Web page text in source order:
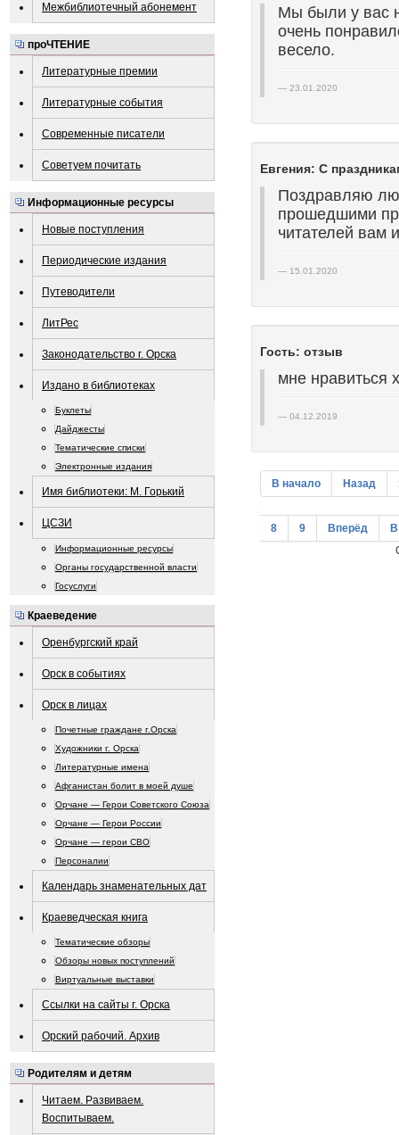
Межбиблиотечный абонемент
проЧТЕНИЕ
Литературные премии
Литературные события
Современные писатели
Советуем почитать
Информационные ресурсы
Новые поступления
Периодические издания
Путеводители
ЛитРес
Законодательство г. Орска
Издано в библиотеках
Буклеты
Дайджесты
Тематические списки
Электронные издания
Имя библиотеки: М. Горький
ЦСЗИ
Информационные ресурсы
Органы государственной власти
Госуслуги
Краеведение
Оренбургский край
Орск в событиях
Орск в лицах
Почетные граждане г.Орска
Художники г. Орска
Литературные имена
Афганистан болит в моей душе
Орчане — Герои Советского Союза
Орчане — Герои России
Орчане — герои СВО
Персоналии
Календарь знаменательных дат
Краеведческая книга
Тематические обзоры
Обзоры новых поступлений
Виртуальные выставки
Ссылки на сайты г. Орска
Орский рабочий. Архив
Родителям и детям
Читаем. Развиваем.
Воспитываем.
Мы были у вас
очень
весело.
23.01.2020
Евгения: С
Поздравляю
прошедшими
читателей вам
15.01.2020
Гость: отзыв
мне нравиться
04.12.2019
В начало Назад
8 9 Вперёд